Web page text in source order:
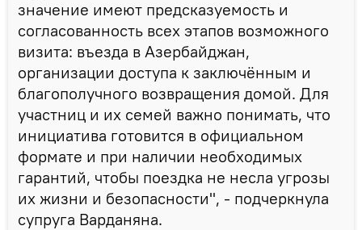
значение имеют предсказуемость и
согласованность всех этапов возможного
визита: въезда в Азербайджан,
организации доступа к заключённым и
благополучного возвращения домой. Для
участниц и их семей важно понимать, что
инициатива готовится в официальном
формате и при наличии необходимых
гарантий, чтобы поездка не несла угрозы
их жизни и безопасности", - подчеркнула
супруга Варданяна.